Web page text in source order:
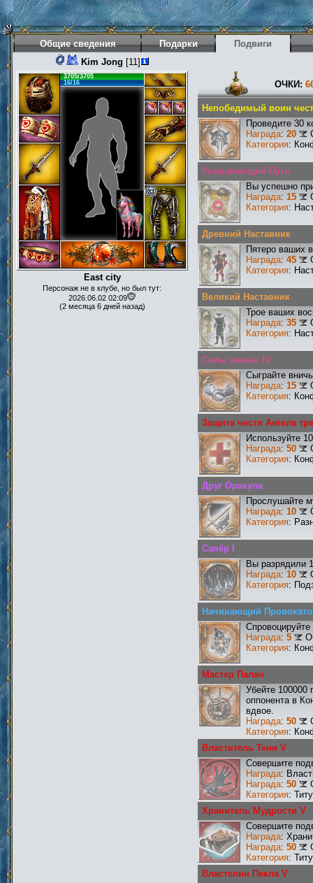
Общие сведения Подарки Подвиги
Kim Jong [11]
3705/3705
16/16
East city
Персонаж не в клубе, но был тут:
2026.06.02 02:09
(2 месяца 6 дней назад)
ОЧКИ:
Непобедимый воин
Проведите 30
Награда: 20
Категория:
Указывающий Путь
Вы успешно
Награда: 15
Категория:
Древний Наставник
Пятеро ваших
Награда: 45
Категория:
Великий Наставник
Трое ваших
Награда: 35
Категория:
Силы равны IV
Сыграйте
Награда: 15
Категория:
Защита чести Ангела
Используйте
Награда: 50
Категория:
Друг Оракула
Прослушайте
Награда: 10
Категория:
Сапёр I
Вы разрядили
Награда: 10
Категория:
Начинающий
Награда: 5
Категория:
Мастер Палач
Убейте 100000
оппонента в
вдвое.
Награда: 50
Категория:
Властитель Тени V
Совершите
Награда:
Награда: 50
Категория:
Хранитель Мудрости V
Совершите
Награда:
Награда: 50
Категория:
Властелин Пекла V